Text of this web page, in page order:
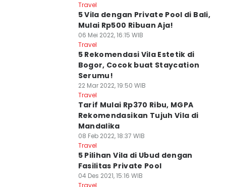
Travel
5 Vila dengan Private Pool di Bali,
Mulai Rp500 Ribuan Aja!
06 Mei 2022, 16:15 WIB
Travel
5 Rekomendasi Vila Estetik di
Bogor, Cocok buat Staycation
Serumu!
22 Mar 2022, 19:50 WIB
Travel
Tarif Mulai Rp370 Ribu, MGPA
Rekomendasikan Tujuh Vila di
Mandalika
08 Feb 2022, 18:37 WIB
Travel
5 Pilihan Vila di Ubud dengan
Fasilitas Private Pool
04 Des 2021, 15:16 WIB
Travel